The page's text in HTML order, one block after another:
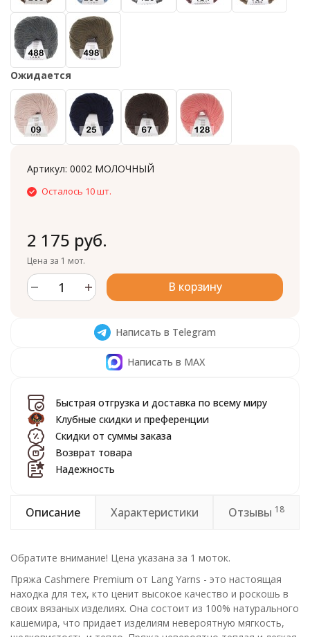
Ожидается
Артикул: 0002 МОЛОЧНЫЙ
Осталось 10 шт.
2 175 руб.
Цена за 1 мот.
В корзину
Написать в Telegram
Написать в MAX
Быстрая отгрузка и доставка по всему миру
Клубные скидки и преференции
Скидки от суммы заказа
Возврат товара
Надежность
Описание Характеристики Отзывы 18
Обратите внимание! Цена указана за 1 моток.
Пряжа Cashmere Premium от Lang Yarns - это настоящая
находка для тех, кто ценит высокое качество и роскошь в
своих вязаных изделиях. Она состоит из 100% натурального
кашемира, что придает изделиям невероятную мягкость,